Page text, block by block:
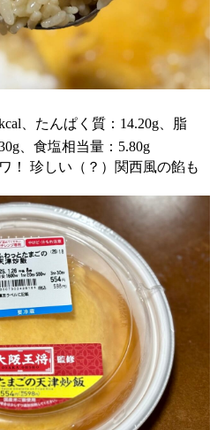
、たんぱく質：14.20g、脂
、食塩相当量：5.80g
！ 珍しい（？）関西風の餡も